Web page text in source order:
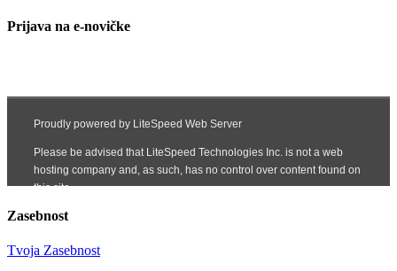
Prijava na e-novičke
Zasebnost
Tvoja Zasebnost